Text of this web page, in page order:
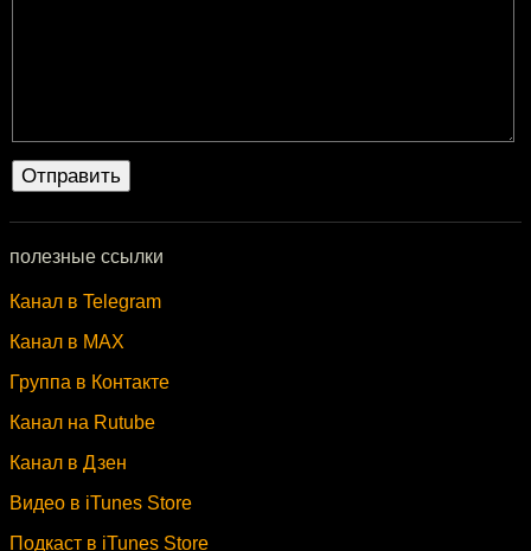
полезные ссылки
Канал в Telegram
Канал в MAX
Группа в Контакте
Канал на Rutube
Канал в Дзен
Видео в iTunes Store
Подкаст в iTunes Store